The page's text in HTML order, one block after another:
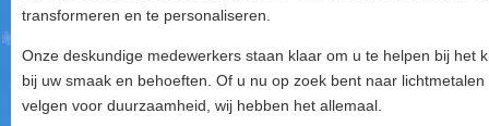
transformeren en te personaliseren.
Onze deskundige medewerkers staan klaar om u te helpen bij het
bij uw smaak en behoeften. Of u nu op zoek bent naar
velgen voor duurzaamheid, wij hebben het allemaal.